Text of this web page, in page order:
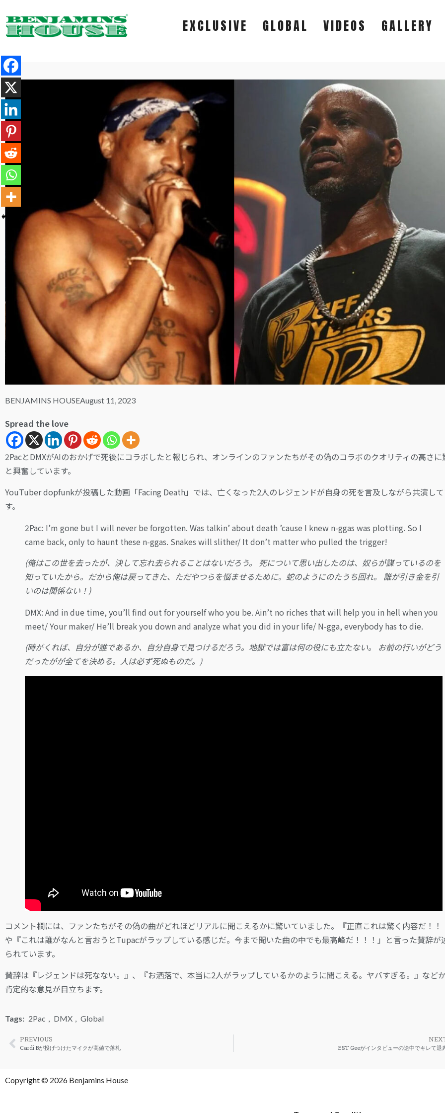
EXCLUSIVE GLOBAL VIDEOS GALLERY
EXCLUSIVE
GLOBAL
VIDEOS
GALLERY
LOGIN
BENJAMINS HOUSEAugust 11, 2023
Spread the love
2PacとDMXがAIのおかげで死後にコラボしたと報じられ、オンラインのファンたちがその偽のコラボのクオリティの高さに
と興奮しています。
YouTuber dopfunkが投稿した動画「Facing Death」では、亡くなった2人のレジェンドが自身の死を言及しながら共演し
す。
2Pac: I’m gone but I will never be forgotten. Was talkin’ about death ’cause I knew n-ggas was plotting. So I
came back, only to haunt these n-ggas. Snakes will slither/ It don’t matter who pulled the trigger!
(俺はこの世を去ったが、決して忘れ去られることはないだろう。 死について思い出したのは、奴らが謀っているのを
知っていたから。だから俺は戻ってきた、ただやつらを悩ませるために。蛇のようにのたうち回れ。 誰が引き金を引
いのは関係ない！)
DMX: And in due time, you’ll find out for yourself who you be. Ain’t no riches that will help you in hell when you
meet/ Your maker/ He’ll break you down and analyze what you did in your life/ N-gga, everybody has to die.
(時がくれば、自分が誰であるか、自分自身で見つけるだろう。地獄では富は何の役にも立たない。 お前の行いがどう
だったがが全てを決める。人は必ず死ぬものだ。)
コメント欄には、ファンたちがその偽の曲がどれほどリアルに聞こえるかに驚いていました。『正直これは驚く内容だ！！
や『これは誰がなんと言おうとTupacがラップしている感じだ。今まで聞いた曲の中でも最高峰だ！！！」と言った賛辞が
られています。
賛辞は『レジェンドは死なない。』、『お洒落で、本当に2人がラップしているかのように聞こえる。ヤバすぎる。』など
肯定的な意見が目立ちます。
Tags: 2Pac , DMX , Global
PREVIOUS
Cardi Bが投げつけたマイクが高値で落札 EST Geeがインタビューの途中でキレて退
Copyright © 2026 Benjamins House